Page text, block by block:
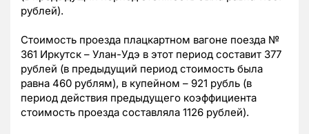
рублей).
Стоимость проезда плацкартном вагоне поезда №
361 Иркутск – Улан-Удэ в этот период составит 377
рублей (в предыдущий период стоимость была
равна 460 рублям), в купейном – 921 рубль (в
период действия предыдущего коэффициента
стоимость проезда составляла 1126 рублей).